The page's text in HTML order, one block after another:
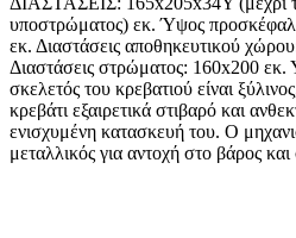
υποστρώματος) εκ. Ύψος
εκ. Διαστάσεις αποθηκευτικού
Διαστάσεις στρώματος:
σκελετός του κρεβατιού είναι
κρεβάτι εξαιρετικά στιβαρό και
ενισχυμένη κατασκευή του. Ο
μεταλλικός για αντοχή στο βάρος